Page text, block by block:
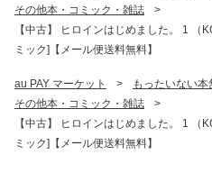
その他本・コミック・雑誌
>
【中古】 ヒロインはじめました。 1 （
ミック]【メール便送料無料】
au PAY マーケット > もったいない本
その他本・コミック・雑誌
>
【中古】 ヒロインはじめました。 1 （
ミック]【メール便送料無料】